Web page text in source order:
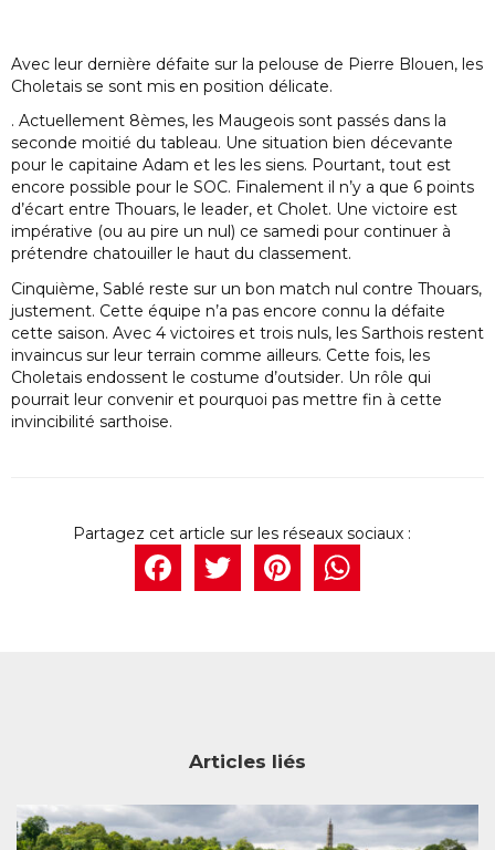
Avec leur dernière défaite sur la pelouse de Pierre Blouen, les
Choletais se sont mis en position délicate.
. Actuellement 8èmes, les Maugeois sont passés dans la
seconde moitié du tableau. Une situation bien décevante
pour le capitaine Adam et les les siens. Pourtant, tout est
encore possible pour le SOC. Finalement il n’y a que 6 points
d’écart entre Thouars, le leader, et Cholet. Une victoire est
impérative (ou au pire un nul) ce samedi pour continuer à
prétendre chatouiller le haut du classement.
Cinquième, Sablé reste sur un bon match nul contre Thouars,
justement. Cette équipe n’a pas encore connu la défaite
cette saison. Avec 4 victoires et trois nuls, les Sarthois restent
invaincus sur leur terrain comme ailleurs. Cette fois, les
Choletais endossent le costume d’outsider. Un rôle qui
pourrait leur convenir et pourquoi pas mettre fin à cette
invincibilité sarthoise.
Facebook
Twitter
Articles liés